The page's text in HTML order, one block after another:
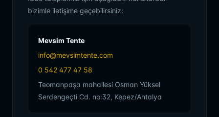
bizimle iletişime geçebilirsiniz:
Mevsim Tente
info@mevsimtente.com
0 542 477 47 58
Teomanpaşa mahallesi Osman Yüksel
Serdengeçti Cd. no:32, Kepez/Antalya